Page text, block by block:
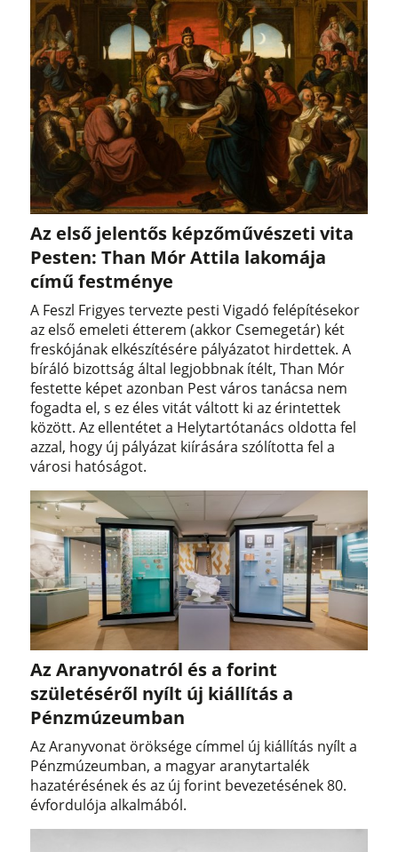
Az első jelentős képzőművészeti vita
Pesten: Than Mór Attila lakomája
című festménye
A Feszl Frigyes tervezte pesti Vigadó felépítésekor
az első emeleti étterem (akkor Csemegetár) két
freskójának elkészítésére pályázatot hirdettek. A
bíráló bizottság által legjobbnak ítélt, Than Mór
festette képet azonban Pest város tanácsa nem
fogadta el, s ez éles vitát váltott ki az érintettek
között. Az ellentétet a Helytartótanács oldotta fel
azzal, hogy új pályázat kiírására szólította fel a
városi hatóságot.
Az Aranyvonatról és a forint
születéséről nyílt új kiállítás a
Pénzmúzeumban
Az Aranyvonat öröksége címmel új kiállítás nyílt a
Pénzmúzeumban, a magyar aranytartalék
hazatérésének és az új forint bevezetésének 80.
évfordulója alkalmából.